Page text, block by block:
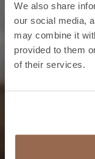
We also share
our social media,
may combine it
provided to them
of their services.
Accetto i